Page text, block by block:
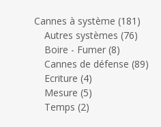
Cannes à système (181)
Autres systèmes (76)
Boire - Fumer (8)
Cannes de défense (89)
Ecriture (4)
Mesure (5)
Temps (2)